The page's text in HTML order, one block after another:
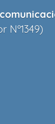
Nº1349)